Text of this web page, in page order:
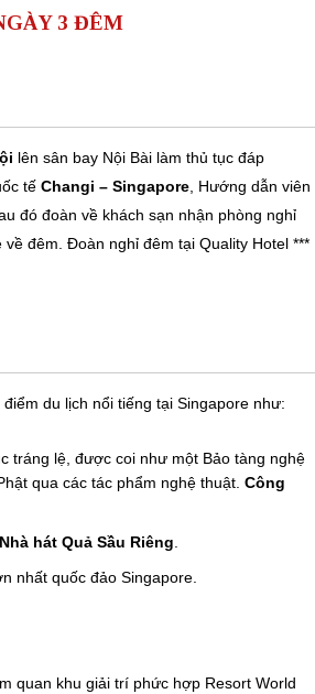
3 ĐÊM
lên sân bay Nội Bài làm thủ tục đáp
tế Changi – Singapore , Hướng dẫn viên
đó đoàn về khách sạn nhận phòng nghỉ
đêm. Đoàn nghỉ đêm tại Quality Hotel ***
du lịch nổi tiếng tại Singapore như:
tráng lệ, được coi như một Bảo tàng nghệ
qua các tác phẩm nghệ thuật. Công
Nhà hát Quả Sầu Riêng
nhất quốc đảo Singapore.
quan khu giải trí phức hợp Resort World